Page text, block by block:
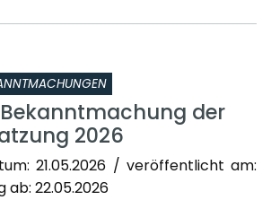
der
2026
21.05.2026 / veröffentlicht am:
ab: 22.05.2026